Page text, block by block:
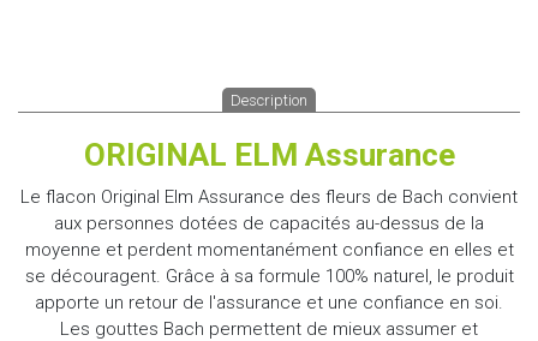
Description
ORIGINAL ELM Assurance
Le flacon Original Elm Assurance des fleurs de Bach convient
aux personnes dotées de capacités au-dessus de la
moyenne et perdent momentanément confiance en elles et
se découragent. Grâce à sa formule 100% naturel, le produit
apporte un retour de l'assurance et une confiance en soi.
Les gouttes Bach permettent de mieux assumer et